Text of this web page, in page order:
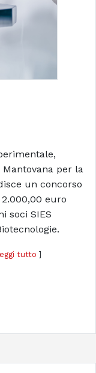
Mantovana per la
un concorso
euro
soci SIES
leggi tutto ]